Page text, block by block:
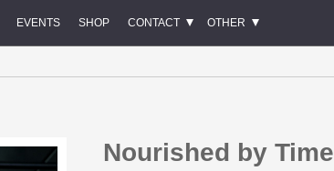
EVENTS SHOP CONTACT OTHER
Nourished by Time